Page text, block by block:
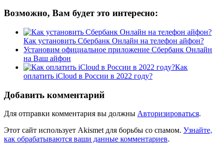
Возможно, Вам будет это интересно:
Как установить Сбербанк Онлайн на телефон айфон?
Установим официальное приложение Сбербанк Онлайн
на Ваш айфон
Как
оплатить iCloud в России в 2022 году?
Добавить комментарий
Для отправки комментария вы должны Авторизироваться.
Этот сайт использует Akismet для борьбы со спамом. Узнайте,
как обрабатываются ваши данные комментариев.